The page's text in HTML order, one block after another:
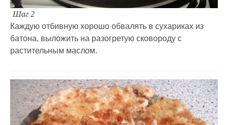
Шаг 2
Каждую отбивную хорошо обвалять в сухариках из
батона, выложить на разогретую сковороду с
растительным маслом.